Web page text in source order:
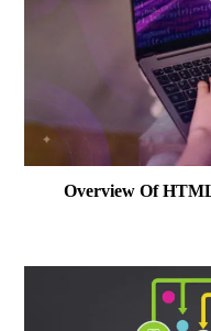
Overview Of